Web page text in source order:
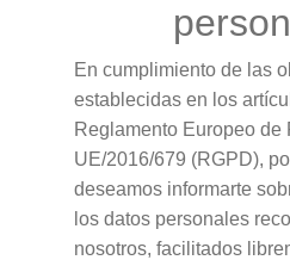
En cumplimiento de las
establecidas en los
Reglamento Europeo de
UE/2016/679 (RGPD),
deseamos informarte
los datos personales
nosotros, facilitados